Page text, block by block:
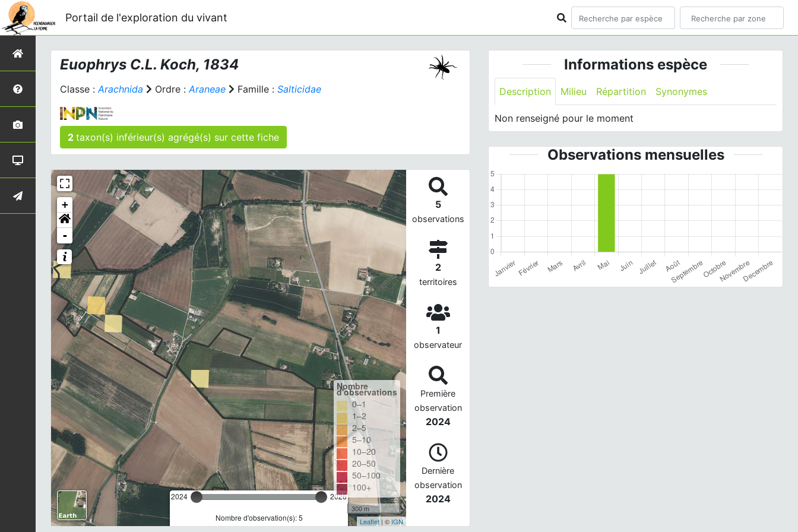
Portail de l'exploration du vivant
Euophrys C.L. Koch, 1834
Classe :Arachnida Ordre :Araneae Famille : Salticidae
2 taxon(s) inférieur(s) agrégé(s) sur cette fiche
+
-
2024 2026
Nombre d'observation(s): 5
Nombre
d'observations
0–1
1–2
2–5
5–10
10–20
20–50
50–100
100+
300 m
Leaflet| © IGN
5
observations
2
territoires
1
observateur
Première
observation
2024
Dernière
observation
2024
Informations espèce
Description Milieu Répartition Synonymes
Non renseigné pour le moment
Observations mensuelles